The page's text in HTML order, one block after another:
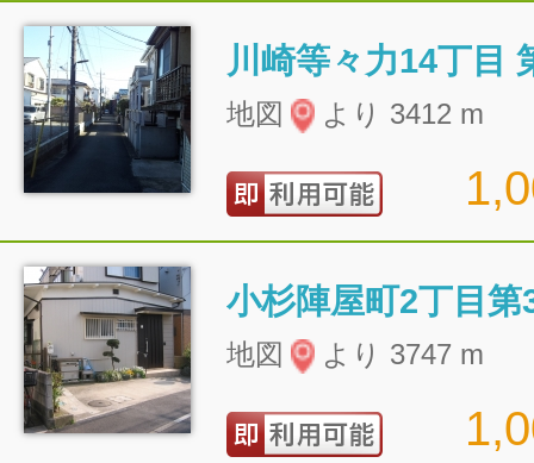
川崎等々力14丁目
地図 より 3412 m
小杉陣屋町2丁目第
地図 より 3747 m